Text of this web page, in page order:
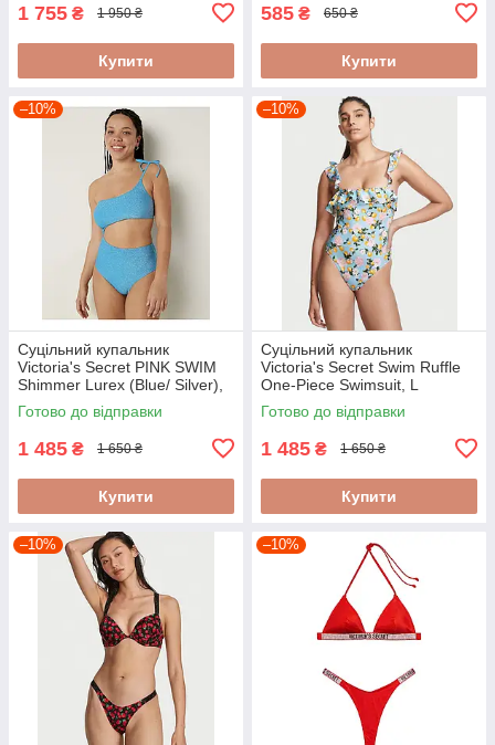
1 755 ₴ 1 950 ₴
Купити
585 ₴ 650 ₴
Купити
–10%
Суцільний купальник
Victoria's Secret PINK SWIM
Shimmer Lurex (Blue/ Silver),
M
Готово до відправки
1 485 ₴ 1 650 ₴
Купити
–10%
Суцільний купальник
Victoria's Secret Swim Ruffle
One-Piece Swimsuit, L
Готово до відправки
1 485 ₴ 1 650 ₴
Купити
–10% –10%